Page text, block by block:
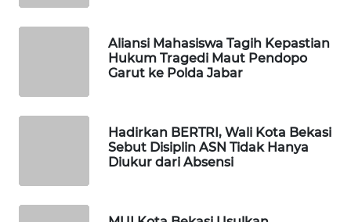
Aliansi Mahasiswa Tagih Kepastian
Hukum Tragedi Maut Pendopo
Garut ke Polda Jabar
Hadirkan BERTRI, Wali Kota Bekasi
Sebut Disiplin ASN Tidak Hanya
Diukur dari Absensi
KONSUMEN